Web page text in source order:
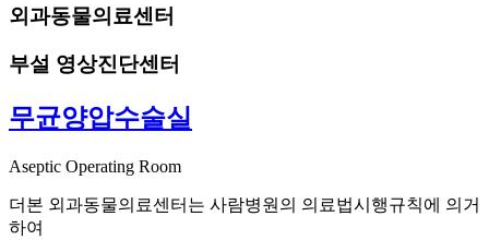
외과동물의료센터
부설 영상진단센터
무균양압수술실
Aseptic Operating Room
더본 외과동물의료센터는 사람병원의 의료법시행규칙에 의거
하여